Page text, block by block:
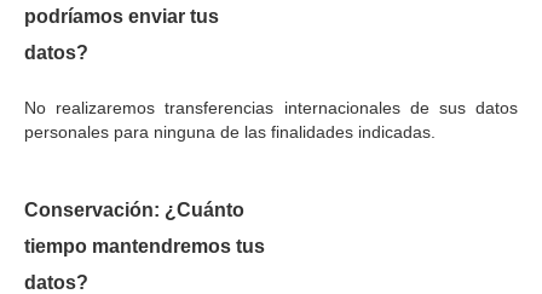
podríamos enviar tus
datos?
No realizaremos transferencias internacionales de sus datos
personales para ninguna de las finalidades indicadas.
Conservación: ¿Cuánto
tiempo mantendremos tus
datos?